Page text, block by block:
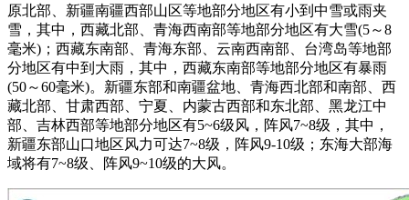
原北部、新疆南疆西部山区等地部分地区有小到中雪或雨夹
雪，其中，西藏北部、青海西南部等地部分地区有大雪(5～8
毫米)；西藏东南部、青海东部、云南西南部、台湾岛等地部
分地区有中到大雨，其中，西藏东南部等地部分地区有暴雨
(50～60毫米)。新疆东部和南疆盆地、青海西北部和南部、西
藏北部、甘肃西部、宁夏、内蒙古西部和东北部、黑龙江中
部、吉林西部等地部分地区有5~6级风，阵风7~8级，其中，
新疆东部山口地区风力可达7~8级，阵风9-10级；东海大部海
域将有7~8级、阵风9~10级的大风。